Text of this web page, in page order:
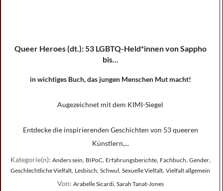
Queer Heroes (dt.): 53 LGBTQ-Held*innen von Sappho
bis...
in wichtiges Buch, das jungen Menschen Mut macht!
Augezeichnet mit dem KIMI-Siegel
Entdecke die inspirierenden Geschichten von 53 queeren
Künstlern,...
Kategorie(n): Anders sein, BIPoC, Erfahrungsberichte, Fachbuch, Gender,
Geschlechtliche Vielfalt, Lesbisch, Schwul, Sexuelle Vielfalt, Vielfalt allgemein
Von: Arabelle Sicardi, Sarah Tanat-Jones